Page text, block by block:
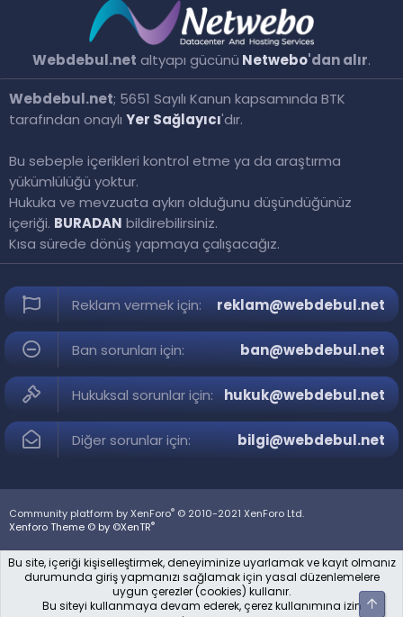
Webdebul.net; 5651 Sayılı Kanun kapsamında BTK
tarafından onaylı Yer Sağlayıcı'dır.
Bu sebeple içerikleri kontrol etme ya da araştırma
yükümlülüğü yoktur.
Hukuka ve mevzuata aykırı olduğunu düşündüğünüz
içeriği. BURADAN bildirebilirsiniz.
Kısa sürede dönüş yapmaya çalışacağız.
Webdebul.net altyapı gücünü Netwebo'dan alır.
Reklam vermek için: reklam@webdebul.net
Ban sorunları için: ban@webdebul.net
Hukuksal sorunlar için: hukuk@webdebul.net
Diğer sorunlar için: bilgi@webdebul.net
Community platform by XenForo® © 2010-2021 XenForo Ltd.
Xenforo Theme © by ©XenTR®
Bu site, içeriği kişiselleştirmek, deneyiminize uyarlamak ve kayıt olmanız
durumunda giriş yapmanızı sağlamak için yasal düzenlemelere
uygun çerezler (cookies) kullanır.
Bu siteyi kullanmaya devam ederek, çerez kullanımına izin
Üst